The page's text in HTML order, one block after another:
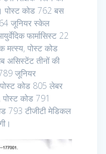
पोस्ट कोड 762 बस
जूनियर स्केल
फार्मासिस्ट 22
मत्स्य, पोस्ट कोड
असिस्टेंट तीनों की
जूनियर
कोड 805 लेबर
कोड 791
793 टीजीटी मेडिकल